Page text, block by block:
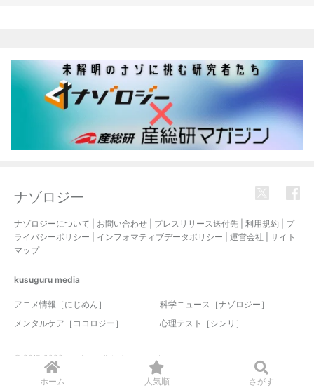
ホーム 人気順 さがす
ナゾロジー
ナゾロジーについて お問い合わせ プレスリリース送付先 利用規約
プ
ライバシーポリシー
インフォマティブデータポリシー 運営会社
サイト
マップ
kusuguru media
アニメ情報［にじめん］
科学ニュース［ナゾロジー］
メンタルケア［ココロジー］
心理テスト［シンリ］
© 2017-2026 nazology. all rights reserved.